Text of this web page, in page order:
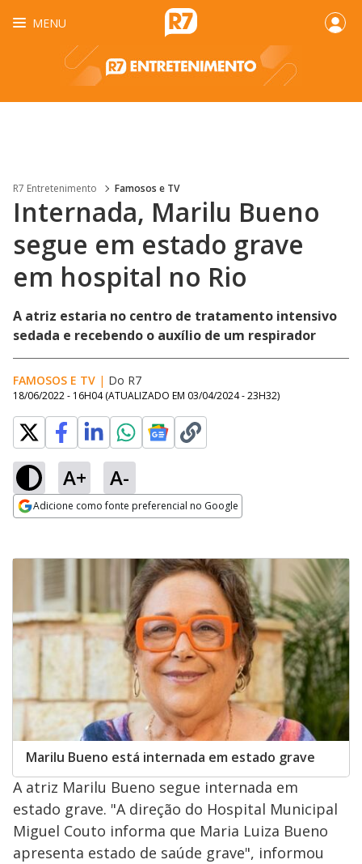
MENU
R7 Entretenimento Famosos e TV
Internada, Marilu Bueno
segue em estado grave
em hospital no Rio
A atriz estaria no centro de tratamento intensivo
sedada e recebendo o auxílio de um respirador
FAMOSOS E TV | Do R7
18/06/2022 - 16H04 (ATUALIZADO EM 03/04/2024 - 23H32)
A+ A-
Adicione como fonte preferencial no Google
Marilu Bueno está internada em estado grave
A atriz Marilu Bueno segue internada em
estado grave. "A direção do Hospital Municipal
Miguel Couto informa que Maria Luiza Bueno
apresenta estado de saúde grave", informou